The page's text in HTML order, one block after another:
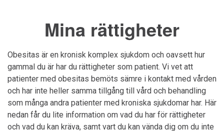
Mina rättigheter
Obesitas är en kronisk komplex sjukdom och oavsett hur
gammal du är har du rättigheter som patient. Vi vet att
patienter med obesitas bemöts sämre i kontakt med vården
och har inte heller samma tillgång till vård och behandling
som många andra patienter med kroniska sjukdomar har. Här
nedan får du lite information om vad du har för rättigheter
och vad du kan kräva, samt vart du kan vända dig om du inte